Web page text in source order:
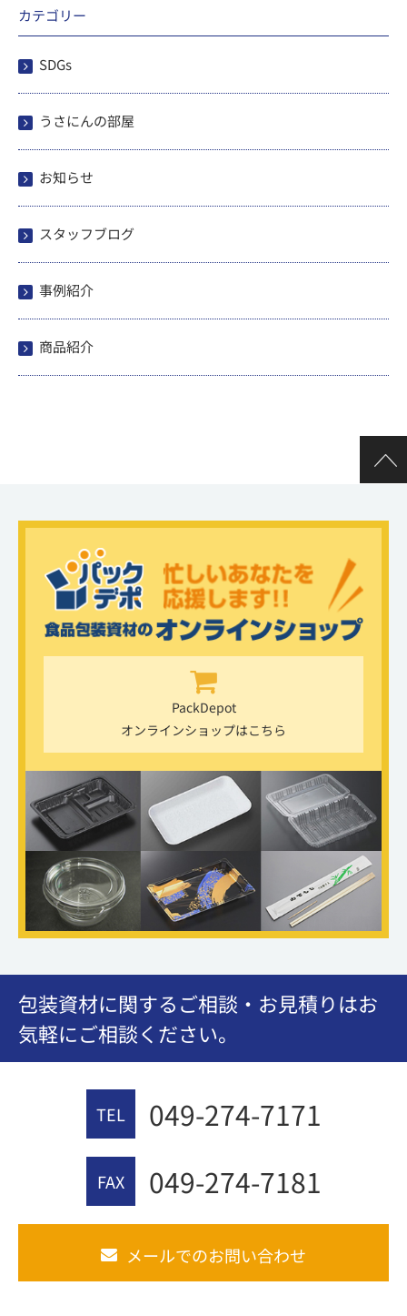
カテゴリー
SDGs
うさにんの部屋
お知らせ
スタッフブログ
事例紹介
商品紹介
PackDepot
オンラインショップはこちら
包装資材に関するご相談・お見積りはお
気軽にご相談ください。
TEL 049-274-7171
FAX 049-274-7181
メールでのお問い合わせ